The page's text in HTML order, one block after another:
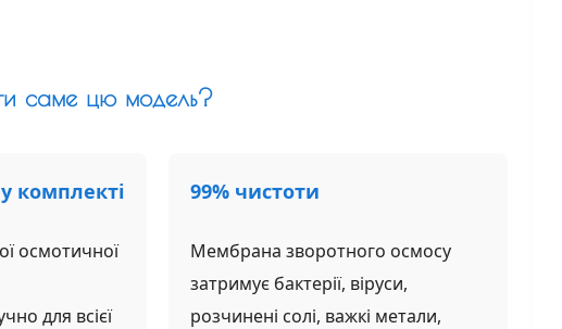
саме цю модель?
комплекті
осмотичної
для всієї
99% чистоти
Мембрана зворотного осмосу
затримує бактерії, віруси,
розчинені солі, важкі метали,